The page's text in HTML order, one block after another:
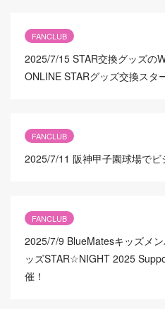
FANCLUB
2025/7/15 STAR交換グッズの
ONLINE STARグッズ交換スタ
FANCLUB
2025/7/11 阪神甲子園球場でビ
FANCLUB
2025/7/9 BlueMatesキッズメ
ッズSTAR☆NIGHT 2025
催！